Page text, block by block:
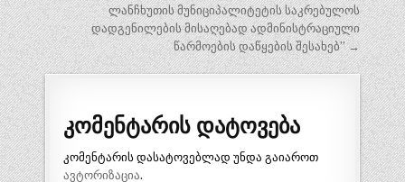
ლანჩხუთის მუნიციპალიტეტის საკრებულოს
დადგენილების მისაღებად ადმინისტრაციული
წარმოების დაწყების შესახებ” →
კომენტარის დატოვება
კომენტარის დასატოვებლად უნდა გაიაროთ
ავტორიზაცია.